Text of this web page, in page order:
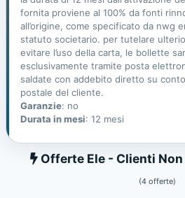
fornita proviene al 100% da fonti
all’origine, come specificato da nwg
statuto societario. per tutelare
evitare l’uso della carta, le bollette
esclusivamente tramite posta
saldate con addebito diretto su
postale del cliente.
Garanzie: no
Durata in mesi: 12 mesi
Ele
Offerte Ele - Clienti
(4 offerte)